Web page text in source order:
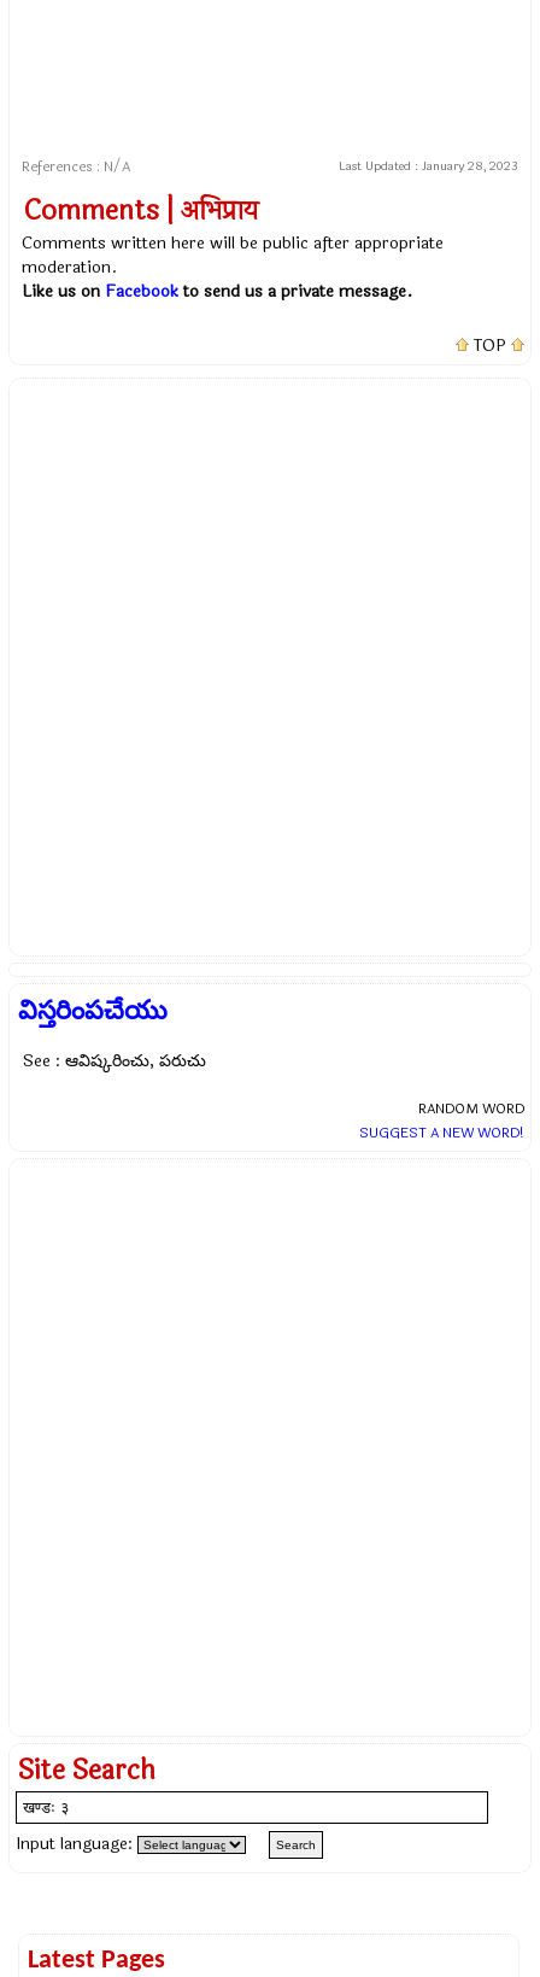
References : N/A Last Updated : January 28, 2023
Comments | अभिप्राय
Comments written here will be public after appropriate
moderation.
Like us on Facebookto send us a private message.
TOP
విస్తరింపచేయు
See : ఆవిష్కరించు, పరుచు
RANDOM WORD
SUGGEST A NEW WORD!
Site Search
Input language:
Latest Pages